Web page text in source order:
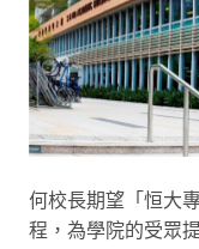
何校長期望「恒大
程，為學院的受眾